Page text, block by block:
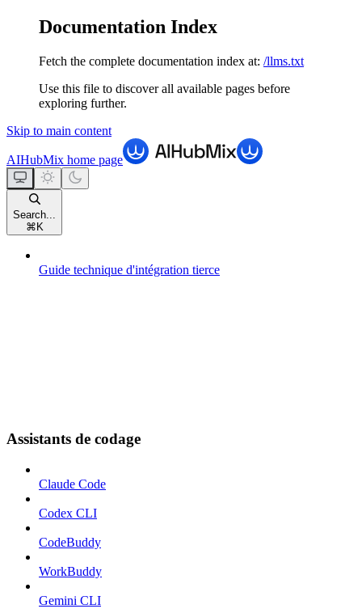
Documentation Index
Fetch the complete documentation index at: /llms.txt
Use this file to discover all available pages before
exploring further.
Skip to main content
AIHubMix home page
Search...
⌘ K
Guide technique d'intégration tierce
Assistants de codage
Claude Code
Codex CLI
CodeBuddy
WorkBuddy
Gemini CLI